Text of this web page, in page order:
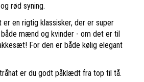
rød syning.
er en rigtig klassisker, der er super
mænd og kvinder - om det er til
For den er både kølig elegant
er du godt påklædt fra top til tå.